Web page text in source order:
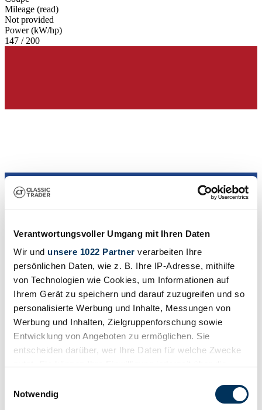
Verantwortungsvoller Umgang mit Ihren Daten
Wir und unsere 1022 Partner verarbeiten Ihre
persönlichen Daten, wie z. B. Ihre IP-Adresse, mithilfe
von Technologien wie Cookies, um Informationen auf
Ihrem Gerät zu speichern und darauf zuzugreifen und so
personalisierte Werbung und Inhalte, Messungen von
Werbung und Inhalten, Zielgruppenforschung sowie
Entwicklung von Angeboten zu ermöglichen. Sie
entscheiden darüber, wer Ihre Daten für welche Zwecke
Trigger Symbol ändern oder widerrufen
Notwendig
Mileage (read)
Not provided
Power (kW/hp)
147 / 200